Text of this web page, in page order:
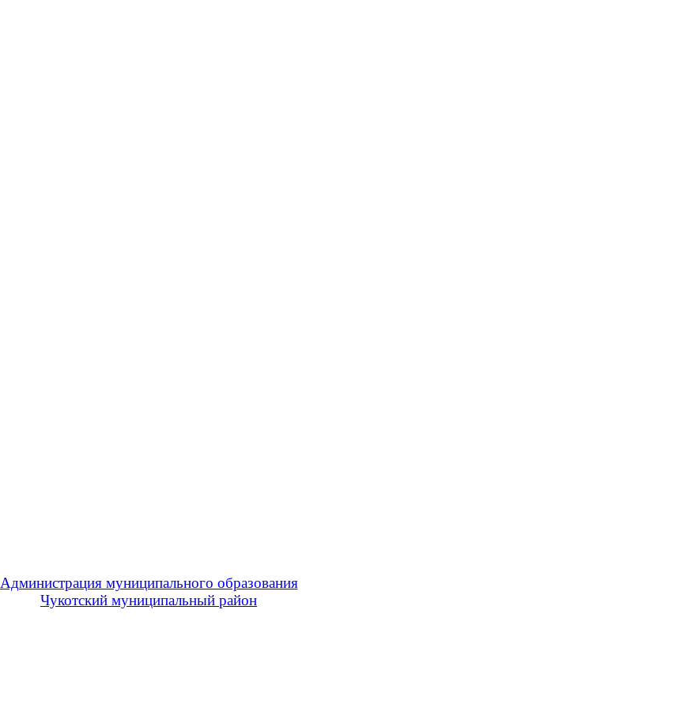
Администрация муниципального образования
Чукотский муниципальный район